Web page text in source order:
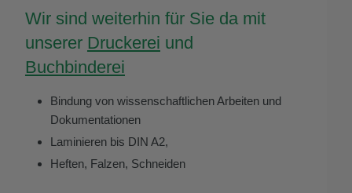
Wir sind weiterhin für Sie da mit
unserer Druckerei und
Buchbinderei
Bindung von wissenschaftlichen Arbeiten und
Dokumentationen
Laminieren bis DIN A2,
Heften, Falzen, Schneiden